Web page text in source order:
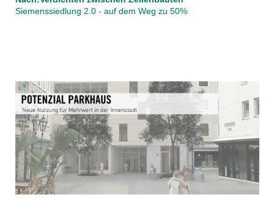
Siemenssiedlung 2.0 - auf dem Weg zu 50%